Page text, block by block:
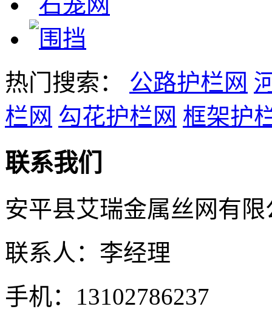
热门搜索： 公路护栏网
栏网 勾花护栏网 框架护
联系我们
安平县艾瑞金属丝网有限
联系人：李经理
手机：13102786237